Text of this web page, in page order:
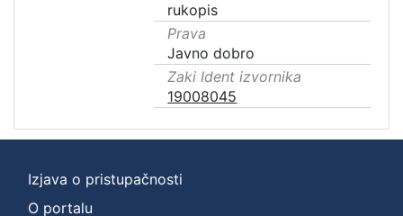
rukopis
Prava
Javno dobro
Zaki Ident izvornika
19008045
Izjava o pristupačnosti
O portalu